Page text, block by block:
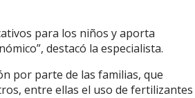
para los niños y aporta
destacó la especialista.
por parte de las familias, que
entre ellas el uso de fertilizantes